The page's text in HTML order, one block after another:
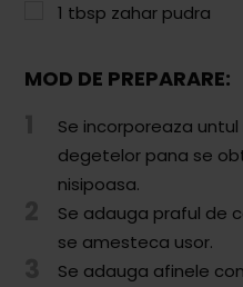
Pizza
Salate
Sandwichuri și Wraps
Supe și Ciorbe
1 tbsp zahar pudra
MOD DE PREPARARE:
Se incorporeaza
degetelor pana se
nisipoasa.
Se adauga praful de
se amesteca usor.
Se adauga afinele